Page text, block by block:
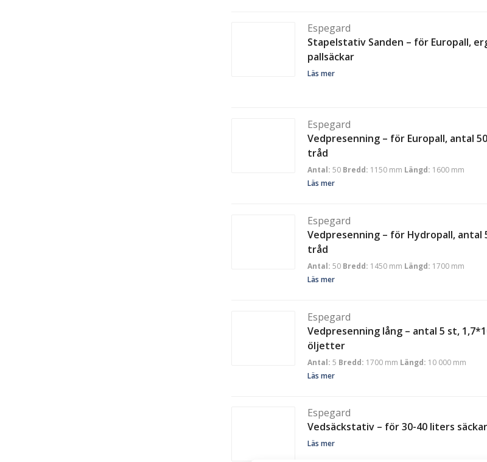
Espegard
Stapelstativ Sanden – för Europall,
pallsäckar
Läs mer
Espegard
Vedpresenning – för Europall, antal
tråd
Antal: 50 Bredd: 1150 mm Längd: 1600 mm
Läs mer
Espegard
Vedpresenning – för Hydropall, antal
tråd
Antal: 50 Bredd: 1450 mm Längd: 1700 mm
Läs mer
Espegard
Vedpresenning lång – antal 5 st,
öljetter
Antal: 5 Bredd: 1700 mm Längd: 10 000 mm
Läs mer
Espegard
Vedsäckstativ – för 30-40 liters säckar
Läs mer